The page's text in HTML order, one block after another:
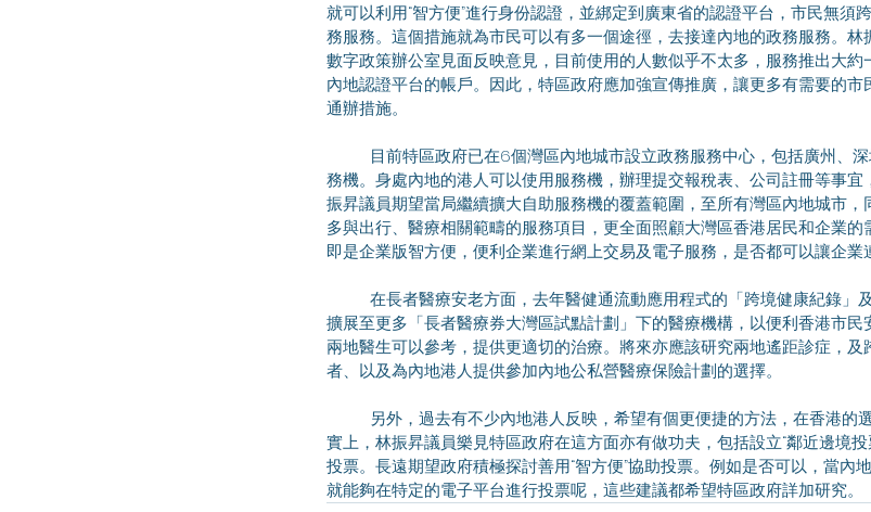
就可以利用“智方便”進行身份認證，並綁定到廣東省的認證平台，市民無須
務服務。這個措施就為市民可以有多一個途徑，去接達內地的政務服務。
數字政策辦公室見面反映意見，目前使用的人數似乎不太多，服務推出大約
內地認證平台的帳戶。因此，特區政府應加強宣傳推廣，讓更多有需要的市
通辦措施。
務機。身處內地的港人可以使用服務機，辦理提交報稅表、公司註冊等事
振昇議員期望當局繼續擴大自助服務機的覆蓋範圍，至所有灣區內地城市
多與出行、醫療相關範疇的服務項目，更全面照顧大灣區香港居民和企業的
即是企業版智方便，便利企業進行網上交易及電子服務，是否都可以讓企業
擴展至更多「長者醫療券大灣區試點計劃」下的醫療機構，以便利香港市
兩地醫生可以參考，提供更適切的治療。將來亦應該研究兩地遙距診症，
者、以及為內地港人提供參加內地公私營醫療保險計劃的選擇。
實上，林振昇議員樂見特區政府在這方面亦有做功夫，包括設立“鄰近邊境
投票。長遠期望政府積極探討善用“智方便”協助投票。例如是否可以，當內
就能夠在特定的電子平台進行投票呢，這些建議都希望特區政府詳加研究。